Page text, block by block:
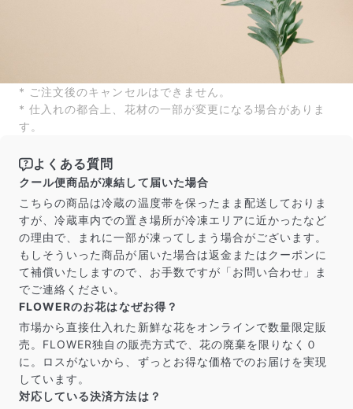
* ご注文後のキャンセルはできません。
* 仕入れの都合上、花材の一部が変更になる場合がありま
す。
よくある質問
クール便商品が凍結して届いた場合
こちらの商品は冷蔵の温度帯を保ったまま配送しておりま
すが、冷蔵車内での置き場所が冷凍エリアに近かったなど
の理由で、まれに一部が凍ってしまう場合がございます。
もしそういった商品が届いた場合は返金またはクーポンに
て補償いたしますので、お手数ですが「お問い合わせ」ま
でご連絡ください。
FLOWERのお花はなぜお得？
市場から直接仕入れた新鮮な花をオンラインで数量限定販
売。FLOWER独自の販売方式で、花の廃棄を限りなく０
に。ロスがないから、ずっとお得な価格でのお届けを実現
しています。
対応している決済方法は？